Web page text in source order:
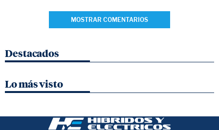
MOSTRAR COMENTARIOS
Destacados
Lo más visto